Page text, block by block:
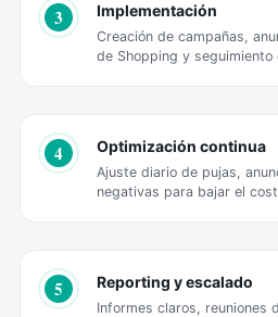
3 Implementación
Creación de campañas,
de Shopping y seguimiento
4 Optimización continua
Ajuste diario de pujas,
negativas para bajar el
5 Reporting y escalado
Informes claros, reuniones